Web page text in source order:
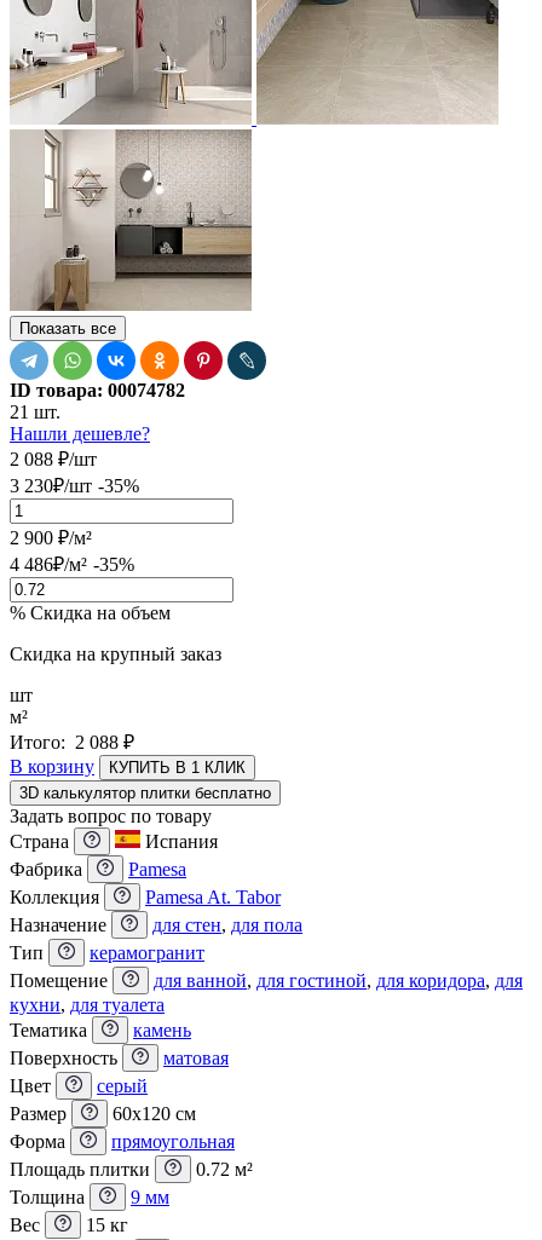
Показать все
ID товара: 00074782
21 шт.
Нашли дешевле?
2 088 ₽/шт
3 230₽/шт -35%
2 900 ₽/м²
4 486₽/м² -35%
% Скидка на объем
Скидка на крупный заказ
шт
м²
Итого: 2 088 ₽
В корзину
КУПИТЬ В 1 КЛИК
3D калькулятор плитки бесплатно
Задать вопрос по товару
Страна
Испания
Фабрика
Pamesa
Коллекция
Pamesa At. Tabor
Назначение
для стен, для пола
Тип
керамогранит
Помещение
для ванной, для гостиной, для коридора, для
кухни, для туалета
Тематика
камень
Поверхность
матовая
Цвет
серый
Размер
60x120 см
Форма
прямоугольная
Площадь плитки
0.72 м²
Толщина
9 мм
Вес
15 кг